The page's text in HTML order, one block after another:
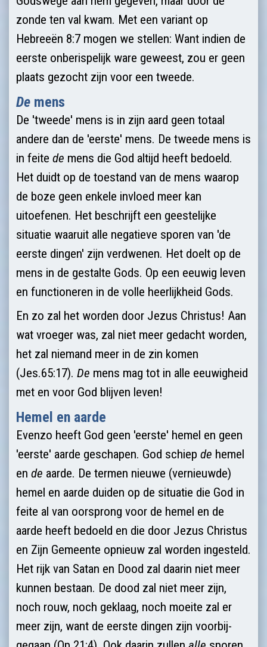
zonde ten val kwam. Met een variant op
Hebreeën 8:7 mogen we stellen: Want indien de
eerste onberispe­lijk ware geweest, zou er geen
plaats gezocht zijn voor een tweede.
De mens
De 'tweede' mens is in zijn aard geen totaal
andere dan de 'eerste' mens. De tweede mens is
in feite de mens die God altijd heeft bedoeld.
Het duidt op de toestand van de mens waarop
de boze geen enkele invloed meer kan
uitoefenen. Het beschrijft een geestelijke
situatie waaruit alle negatieve sporen van 'de
eerste dingen' zijn verdwenen. Het doelt op de
mens in de gestalte Gods. Op een eeuwig leven
en functioneren in de volle heerlijkheid Gods.
En zo zal het worden door Jezus Christus! Aan
wat vroeger was, zal niet meer gedacht worden,
het zal niemand meer in de zin komen
(Jes.65:17). De mens mag tot in alle eeuwigheid
met en voor God blijven leven!
Hemel en aarde
Evenzo heeft God geen 'eerste' hemel en geen
'eerste' aarde geschapen. God schiep de hemel
en de aarde. De termen nieuwe (ver­nieuwde)
hemel en aarde duiden op de situatie die God in
feite al van oorsprong voor de hemel en de
aarde heeft bedoeld en die door Jezus Christus
en Zijn Gemeente opnieuw zal worden ingesteld.
Het rijk van Satan en Dood zal daarin niet meer
kunnen bestaan. De dood zal niet meer zijn,
noch rouw, noch geklaag, noch moeite zal er
meer zijn, want de eerste dingen zijn voorbij­